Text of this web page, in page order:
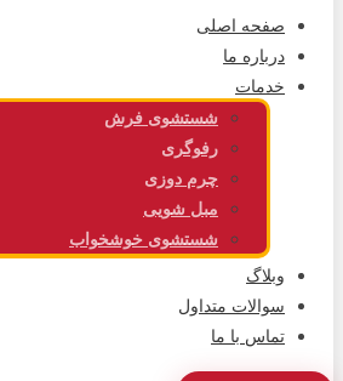
صفحه اصلی
درباره ما
خدمات
شستشوی فرش
رفوگری
چرم دوزی
مبل شویی
شستشوی خوشخواب
وبلاگ
سوالات متداول
تماس با ما